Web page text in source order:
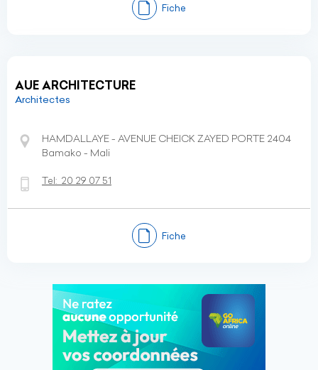
Fiche
AUE ARCHITECTURE
Architectes
HAMDALLAYE - AVENUE CHEICK ZAYED PORTE 2404
Bamako - Mali
Tel: 20 29 07 51
Fiche